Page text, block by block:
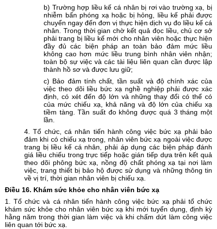
b) Trường hợp liều kế cá nhân bị rơi vào trường xạ, bị
nhiễm bẩn phóng xạ hoặc bị hỏng, liều kế phải được
chuyển ngay đến đơn vị thực hiện dịch vụ đo liều kế cá
nhân. Trong thời gian chờ kết quả đọc liều, chủ cơ sở
phải trang bị liều kế mới cho nhân viên hoặc thực hiện
đầy đủ các biện pháp an toàn bảo đảm mức liều
không cao hơn mức liều trung bình nhân viên nhận;
toàn bộ sự việc và các tài liệu liên quan cần được lập
thành hồ sơ và được lưu giữ;
c) Bảo đảm tính chất, tần suất và độ chính xác của
việc theo dõi liều bức xạ nghề nghiệp phải được xác
định, có xét đến độ lớn và những thay đổi có thể có
của mức chiếu xạ, khả năng và độ lớn của chiếu xạ
tiềm tàng. Tần suất đo không được quá 3 tháng một
lần.
4. Tổ chức, cá nhân tiến hành công việc bức xạ phải bảo
đảm khi có chiếu xạ trong, nhân viên bức xạ ngoài việc được
trang bị liều kế cá nhân, phải áp dụng các biện pháp đánh
giá liều chiếu trong trực tiếp hoặc gián tiếp dựa trên kết quả
theo dõi phông bức xạ, nồng độ chất phóng xạ tại nơi làm
việc, trang thiết bị bảo hộ được sử dụng và những thông tin
về vị trí, thời gian nhân viên bị chiếu xạ.
Điều 16. Khám sức khỏe cho nhân viên bức xạ
1. Tổ chức và cá nhân tiến hành công việc bức xạ phải tổ chức
khám sức khỏe cho nhân viên bức xạ khi mới tuyển dụng, định kỳ
hằng năm trong thời gian làm việc và khi chấm dứt làm công việc
liên quan tới bức xạ.